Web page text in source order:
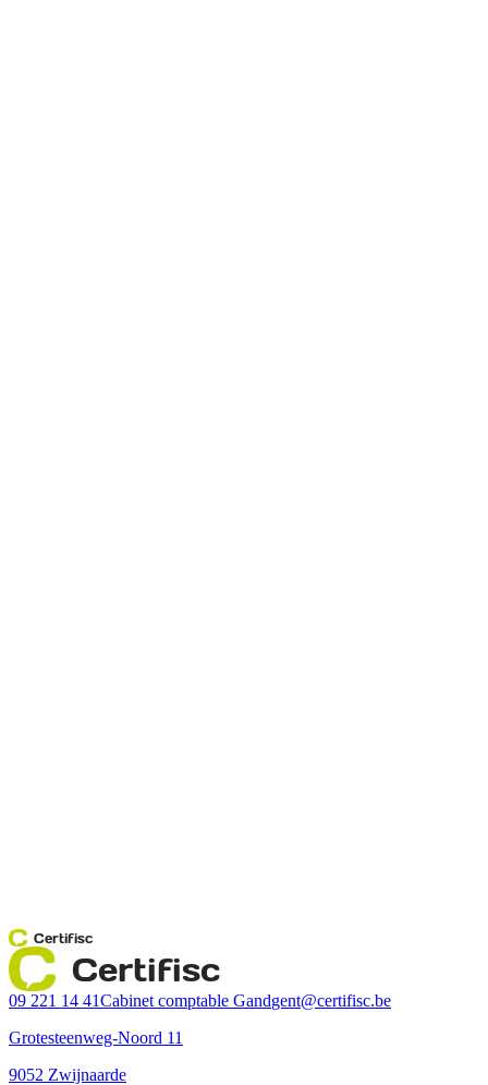
Certifisc
Certifisc
09 221 14 41Cabinet comptable Gandgent@certifisc.be
Grotesteenweg-Noord 11
9052 Zwijnaarde